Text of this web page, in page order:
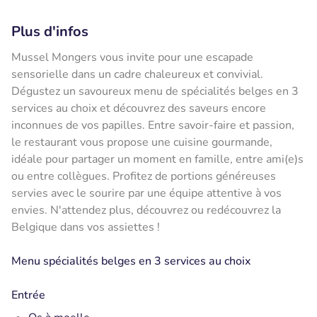
Plus d'infos
Mussel Mongers vous invite pour une escapade
sensorielle dans un cadre chaleureux et convivial.
Dégustez un savoureux menu de spécialités belges en 3
services au choix et découvrez des saveurs encore
inconnues de vos papilles. Entre savoir-faire et passion,
le restaurant vous propose une cuisine gourmande,
idéale pour partager un moment en famille, entre ami(e)s
ou entre collègues. Profitez de portions généreuses
servies avec le sourire par une équipe attentive à vos
envies. N'attendez plus, découvrez ou redécouvrez la
Belgique dans vos assiettes !
Menu spécialités belges en 3 services au choix
Entrée